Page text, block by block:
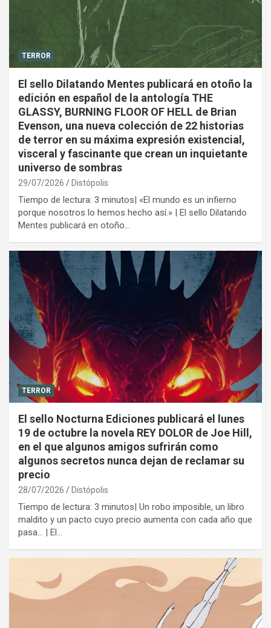
TERROR
El sello Dilatando Mentes publicará en otoño la
edición en español de la antología THE
GLASSY, BURNING FLOOR OF HELL de Brian
Evenson, una nueva colección de 22 historias
de terror en su máxima expresión existencial,
visceral y fascinante que crean un inquietante
universo de sombras
29/07/2026 Distópolis
Tiempo de lectura: 3 minutos| «El mundo es un infierno
porque nosotros lo hemos hecho así.» | El sello Dilatando
Mentes publicará en otoño…
TERROR
El sello Nocturna Ediciones publicará el lunes
19 de octubre la novela REY DOLOR de Joe Hill,
en el que algunos amigos sufrirán como
algunos secretos nunca dejan de reclamar su
precio
28/07/2026 Distópolis
Tiempo de lectura: 3 minutos| Un robo imposible, un libro
maldito y un pacto cuyo precio aumenta con cada año que
pasa… | El…